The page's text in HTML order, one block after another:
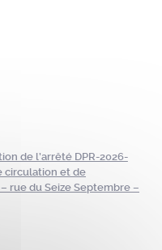
de l’arrêté DPR-2026-
circulation et de
rue du Seize Septembre –